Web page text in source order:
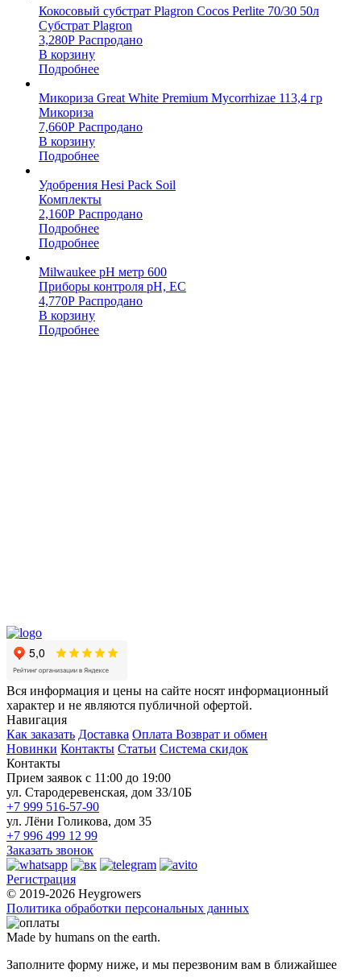
Кокосовый субстрат Plagron Cocos Perlite 70/30 50л
Субстрат Plagron
3,280Р Распродано
В корзину
Подробнее
Микориза Great White Premium Mycorrhizae 113,4 гр
Микориза
7,660Р Распродано
В корзину
Подробнее
Удобрения Hesi Pack Soil
Комплекты
2,160Р Распродано
Подробнее
Подробнее
Milwaukee pH метр 600
Приборы контроля pH, EC
4,770Р Распродано
В корзину
Подробнее
Вся информация и цены на сайте носят информационный
характер и не являются публичной офертой.
Навигация
Как заказать Доставка Оплата Возврат и обмен
Новинки Контакты Статьи Система скидок
Контакты
Прием заявок с 11:00 до 19:00
ул. Стародеревенская, дом 33/10Б
+7 999 516-57-90
ул. Лёни Голикова, дом 35
+7 996 499 12 99
Заказать звонок
Регистрация
© 2019-2026 Heygrowers
Политика обработки персональных данных
Made by humans on the earth.
Заполните форму ниже, и мы перезвоним вам в ближайшее